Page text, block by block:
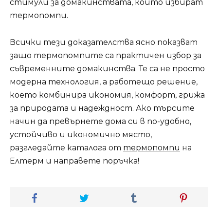
стимули за домакинствата, които избират
термопомпи.
Всички тези доказателства ясно показват
защо термопомпите са практичен избор за
съвременните домакинства. Те са не просто
модерна технология, а работещо решение,
което комбинира икономия, комфорт, грижа
за природата и надеждност. Ако търсите
начин да превърнете дома си в по-удобно,
устойчиво и икономично място,
разгледайте каталога от термопомпи на
Елтерм и направете поръчка!